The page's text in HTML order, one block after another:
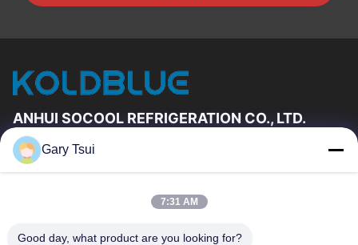
ANHUI SOCOOL REFRIGERATION CO., LTD.
দ্রুত লিঙ্ক
আমাদের সম্পর্কে
কারখানা ভ্রমণ
মান নিয়ন্ত্রণ
Gary Tsui
7:31 AM
Good day, what product are you looking for?